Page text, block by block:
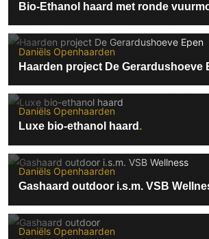
Bio-Ethanol haard met ronde
Daniëls Openhaarden
Haarden project De Gerardushoeve
Daniëls Openhaarden
Luxe bio-ethanol haard
Daniëls Openhaarden
Gashaard outdoor i.s.m. VSB
Daniëls Openhaarden